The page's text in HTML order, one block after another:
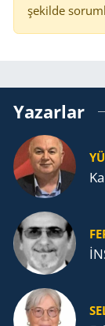
şekilde
Yazarlar